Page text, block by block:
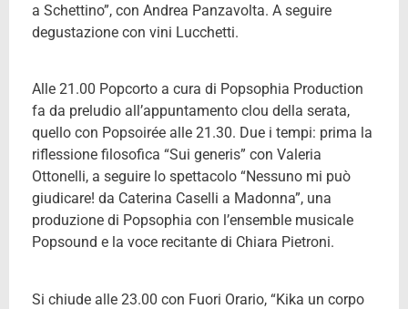
a Schettino”, con Andrea Panzavolta. A seguire
degustazione con vini Lucchetti.
Alle 21.00 Popcorto a cura di Popsophia Production
fa da preludio all’appuntamento clou della serata,
quello con Popsoirée alle 21.30. Due i tempi: prima la
riflessione filosofica “Sui generis” con Valeria
Ottonelli, a seguire lo spettacolo “Nessuno mi può
giudicare! da Caterina Caselli a Madonna”, una
produzione di Popsophia con l’ensemble musicale
Popsound e la voce recitante di Chiara Pietroni.
Si chiude alle 23.00 con Fuori Orario, “Kika un corpo